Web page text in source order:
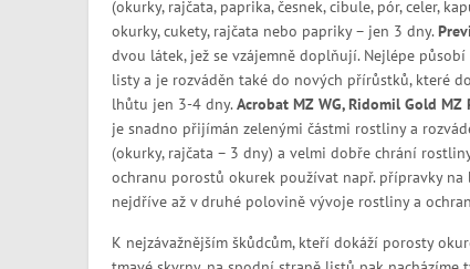
(okurky, rajčata, paprika, česnek, cibule, pór, celer,
okurky, cukety, rajčata nebo papriky – jen 3 dny.
dvou látek, jež se vzájemně doplňují. Nejlépe
listy a je rozváděn také do nových přírůstků, které
lhůtu jen 3-4 dny.Acrobat MZ WG, Ridomil Gold MZ
je snadno přijímán zelenými částmi rostliny a
(okurky, rajčata – 3 dny) a velmi dobře chrání
ochranu porostů okurek používat např. přípravky na
nejdříve až v druhé polovině vývoje rostliny a
K nejzávažnějším škůdcům, kteří dokáží porosty